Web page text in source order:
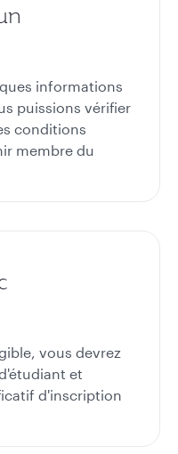
informations
puissions vérifier
conditions
membre du
vous devrez
et
d'inscription